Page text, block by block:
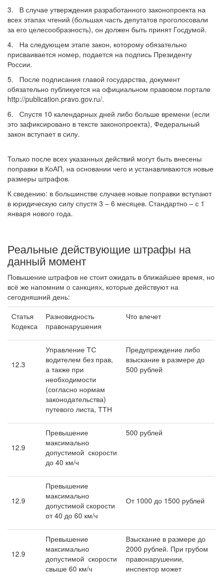
3. В случае утверждения разработанного законопроекта на
всех этапах чтений (большая часть депутатов проголосовали
за его целесообразность), он должен быть принят Госдумой.
4. На следующем этапе закон, которому обязательно
присваивается номер, подается на подпись Президенту
России.
5. После подписания главой государства, документ
обязательно публикуется на официальном правовом портале
http://publication.pravo.gov.ru/.
6. Спустя 10 календарных дней либо больше времени (если
это зафиксировано в тексте законопроекта), Федеральный
закон вступает в силу.
Только после всех указанных действий могут быть внесены
поправки в КоАП, на основании чего и устанавливаются новые
размеры штрафов.
К сведению: в большинстве случаев новые поправки вступают
в юридическую силу спустя 3 – 6 месяцев. Стандартно – с 1
января нового года.
Реальные действующие штрафы на
данный момент
Повышение штрафов не стоит ожидать в ближайшее время, но
всё же напомним о санкциях, которые действуют на
сегодняшний день:
Статья
Кодекса
Разновидность
правонарушения
Что влечет
12.3
Управление ТС
водителем без прав,
а также при
необходимости
(согласно нормам
законодательства)
путевого листа, ТТН
Предупреждение либо
взыскание в размере до
500 рублей
12.9
Превышение
максимально
допустимой скорости
до 40 км/ч
500 рублей
12.9
Превышение
максимально
допустимой скорости
от 40 до 60 км/ч
От 1000 до 1500 рублей
12.9
Превышение
максимально
допустимой скорости
свыше 60 км/ч
Взыскание в размере до
2000 рублей. При грубом
правонарушении,
инспектор может